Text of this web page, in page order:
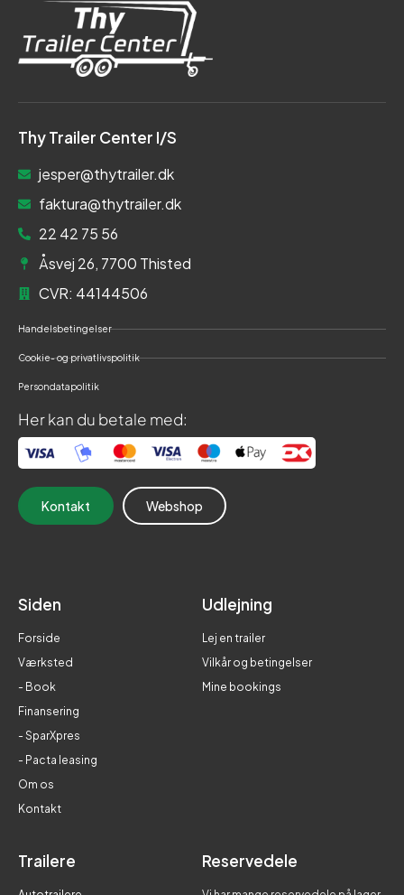
Thy Trailer Center I/S
jesper@thytrailer.dk
faktura@thytrailer.dk
22 42 75 56
Åsvej 26, 7700 Thisted
CVR: 44144506
Handelsbetingelser
Cookie- og privatlivspolitik
Persondatapolitik
Her kan du betale med:
Kontakt Webshop
Siden
Forside
Værksted
- Book
Finansering
- SparXpres
- Pacta leasing
Om os
Kontakt
Udlejning
Lej en trailer
Vilkår og betingelser
Mine bookings
Trailere Reservedele